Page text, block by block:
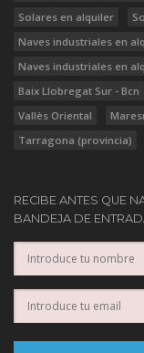
Solares en alquiler
Naves industriales en
Naves industriales en
Baix Llobregat Sur - Bcn
Vallès Oriental
Tarragona (provincia)
RECIBE ANTES QUE
BANDEJA DE